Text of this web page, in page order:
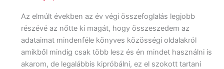
Az elmúlt években az év végi összefoglalás legjobb
részévé az nőtte ki magát, hogy összeszedem az
adataimat mindenféle könyves közösségi oldalakról
amikből mindig csak több lesz és én mindet használni is
akarom, de legalábbis kipróbálni, ez el szokott tartani